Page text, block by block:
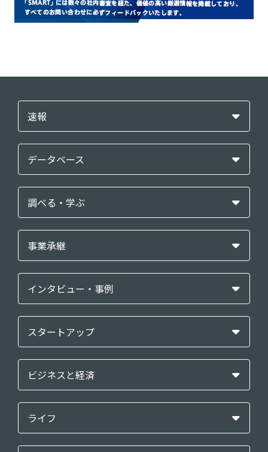
速報
データベース
調べる・学ぶ
事業承継
インタビュー・事例
スタートアップ
ビジネスと経済
ライフ